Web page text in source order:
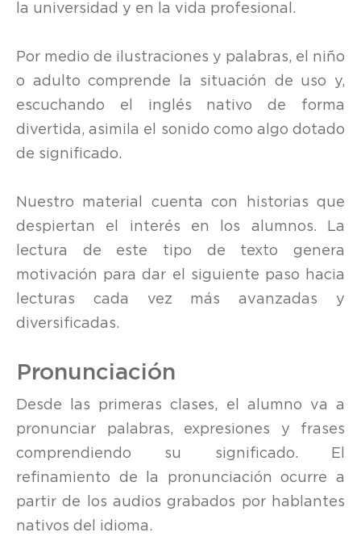
la universidad y en la vida profesional.
Por medio de ilustraciones y palabras, el niño
o adulto comprende la situación de uso y,
escuchando el inglés nativo de forma
divertida, asimila el sonido como algo dotado
de significado.
Nuestro material cuenta con historias que
despiertan el interés en los alumnos. La
lectura de este tipo de texto genera
motivación para dar el siguiente paso hacia
lecturas cada vez más avanzadas y
diversificadas.
Pronunciación
Desde las primeras clases, el alumno va a
pronunciar palabras, expresiones y frases
comprendiendo su significado. El
refinamiento de la pronunciación ocurre a
partir de los audios grabados por hablantes
nativos del idioma.